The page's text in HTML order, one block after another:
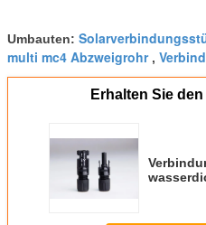
Umbauten:
multi mc4 Abzweigrohr,
Erhalten Sie